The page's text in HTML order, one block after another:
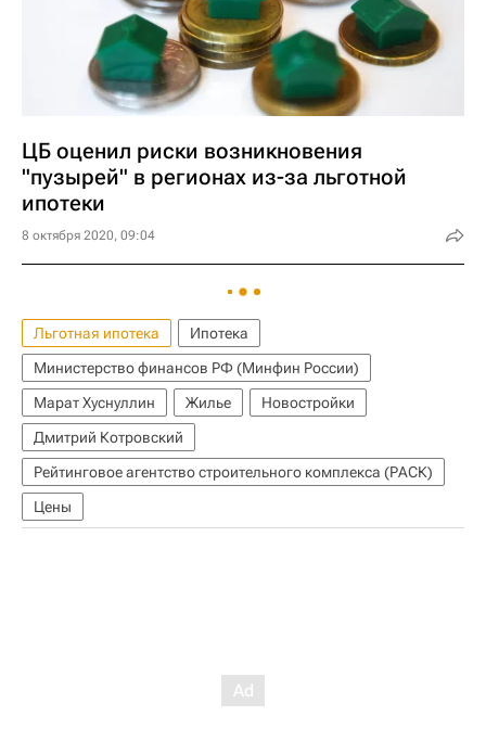
ЦБ оценил риски возникновения
"пузырей" в регионах из-за льготной
ипотеки
8 октября 2020, 09:04
Льготная ипотека
Ипотека
Министерство финансов РФ (Минфин России)
Марат Хуснуллин
Жилье
Новостройки
Дмитрий Котровский
Рейтинговое агентство строительного комплекса (РАСК)
Цены